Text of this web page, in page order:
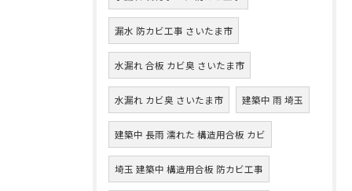
漏水 防カビ工事 さいたま市
水漏れ 合板 カビ臭 さいたま市
水漏れ カビ臭 さいたま市 建築中 雨 埼玉
建築中 長雨 濡れた 構造用合板 カビ
埼玉 建築中 構造用合板 防カビ工事